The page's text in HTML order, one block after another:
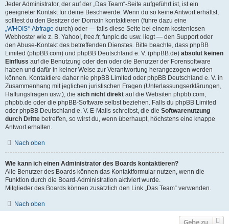
Jeder Administrator, der auf der „Das Team“-Seite aufgeführt ist, ist ein
geeigneter Kontakt für deine Beschwerde. Wenn du so keine Antwort erhältst,
solltest du den Besitzer der Domain kontaktieren (führe dazu eine
„WHOIS“-Abfrage durch) oder — falls diese Seite bei einem kostenlosen
Webhoster wie z. B. Yahoo!, free.fr, funpic.de usw. liegt — den Support oder
den Abuse-Kontakt des betreffenden Dienstes. Bitte beachte, dass phpBB
Limited (phpBB.com) und phpBB Deutschland e. V. (phpBB.de) absolut keinen
Einfluss auf die Benutzung oder den oder die Benutzer der Forensoftware
haben und dafür in keiner Weise zur Verantwortung herangezogen werden
können. Kontaktiere daher nie phpBB Limited oder phpBB Deutschland e. V. in
Zusammenhang mit jeglichen juristischen Fragen (Unterlassungserklärungen,
Haftungsfragen usw.), die sich nicht direkt auf die Websiten phpbb.com,
phpbb.de oder die phpBB-Software selbst beziehen. Falls du phpBB Limited
oder phpBB Deutschland e. V. E-Mails schreibst, die die Softwarenutzung
durch Dritte betreffen, so wirst du, wenn überhaupt, höchstens eine knappe
Antwort erhalten.
Nach oben
Wie kann ich einen Administrator des Boards kontaktieren?
Alle Benutzer des Boards können das Kontaktformular nutzen, wenn die
Funktion durch die Board-Administration aktiviert wurde.
Mitglieder des Boards können zusätzlich den Link „Das Team“ verwenden.
Nach oben
Gehe zu